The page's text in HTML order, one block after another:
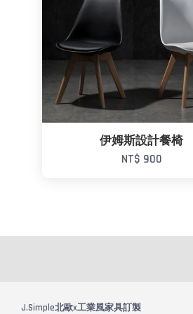
伊姆斯設計餐椅
NT$ 900
J.Simple北歐x工業風家具訂製